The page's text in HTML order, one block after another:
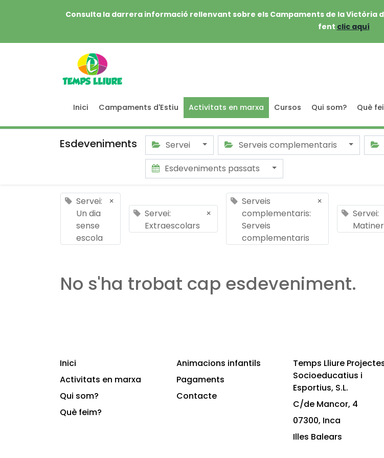
Consulta la darrera informació rellenvant sobre els Campaments de la Victòria
fent clic aquí
Inici Campaments d'Estiu Activitats en marxa Cursos Qui som? Què
Esdeveniments Servei Serveis complementaris
Esdeveniments passats
Servei:
Un dia
sense
escola
×
Servei:
Extraescolars
×
Serveis
complementaris:
Serveis
complementaris
×
Servei:
No s'ha trobat cap esdeveniment.
Inici
Activitats en marxa
Qui som?
Què feim?
Animacions infantils
Pagaments
Contacte
Temps Lliure
Socioeducatius i
Esportius, S.L.
C/de Mancor, 4
07300, Inca
Illes Balears